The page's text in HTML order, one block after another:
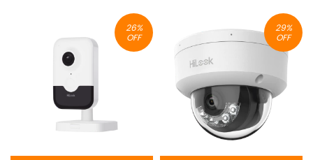
Smart Supplement Light /
Micro SD 512 GB MOD: IPC-
Smart Supplement Light /
Micro SD 512 GB MOD: IPC-
B480HAD-LUF/SL
26%
OFF
29%
OFF